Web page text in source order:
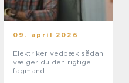
09. april 2026
Elektriker vedbæk sådan
vælger du den rigtige
fagmand